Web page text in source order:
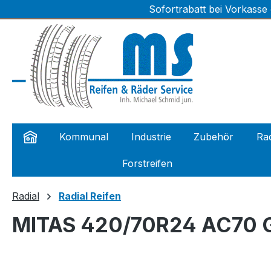
Zur Hauptnavigation springenSofortrabatt bei
Kommunal Industrie Zubehör
Forstreifen
Radial Radial Reifen
MITAS 420/70R24 AC70